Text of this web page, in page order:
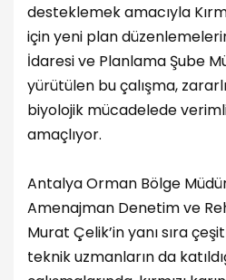
desteklemek amacıyla
için yeni plan
İdaresi ve Planlama Şube
yürütülen bu çalışma,
biyolojik mücadelede
amaçlıyor.
Antalya Orman Bölge
Amenajman Denetim ve
Murat Çelik’in yanı sıra
teknik uzmanların da